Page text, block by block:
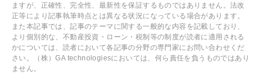
ますが、正確性、完全性、最新性を保証するものではありません。法改
正等により記事執筆時点とは異なる状況になっている場合があります。
また本記事では、記事のテーマに関する一般的な内容を記載しており、
より個別的な、不動産投資・ローン・税制等の制度が読者に適用される
かについては、読者において各記事の分野の専門家にお問い合わせくだ
さい。（株）GA technologiesにおいては、何ら責任を負うものではあり
ません。